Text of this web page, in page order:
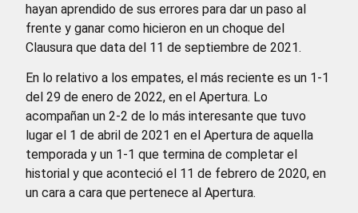
hayan aprendido de sus errores para dar un paso al
frente y ganar como hicieron en un choque del
Clausura que data del 11 de septiembre de 2021.
En lo relativo a los empates, el más reciente es un 1-1
del 29 de enero de 2022, en el Apertura. Lo
acompañan un 2-2 de lo más interesante que tuvo
lugar el 1 de abril de 2021 en el Apertura de aquella
temporada y un 1-1 que termina de completar el
historial y que aconteció el 11 de febrero de 2020, en
un cara a cara que pertenece al Apertura.